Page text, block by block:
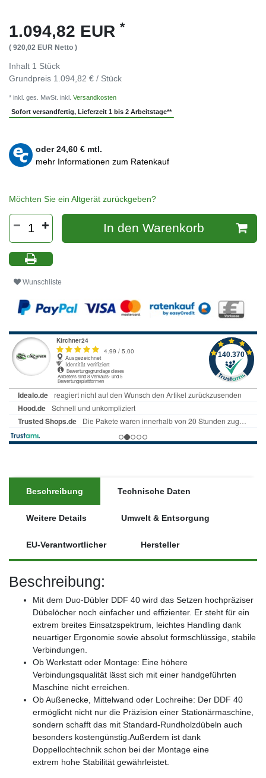
1.094,82 EUR *
( 920,02 EUR Netto )
Inhalt 1 Stück
Grundpreis 1.094,82 € / Stück
* inkl. ges. MwSt. inkl. Versandkosten
Sofort versandfertig, Lieferzeit 1 bis 2 Arbeitstage**
oder24,60 € mtl.
mehr Informationen zum Ratenkauf
Möchten Sie ein Altgerät zurückgeben?
In den Warenkorb
Wunschliste
Beschreibung Technische Daten
Weitere Details Umwelt & Entsorgung
EU-Verantwortlicher Hersteller
Beschreibung:
Mit dem Duo-Dübler DDF 40 wird das Setzen hochpräziser
Dübelöcher noch einfacher und effizienter. Er steht für ein
extrem breites Einsatzspektrum, leichtes Handling dank
neuartiger Ergonomie sowie absolut formschlüssige, stabile
Verbindungen.
Ob Werkstatt oder Montage: Eine höhere
Verbindungsqualität lässt sich mit einer handgeführten
Maschine nicht erreichen.
Ob Außenecke, Mittelwand oder Lochreihe: Der DDF 40
ermöglicht nicht nur die Präzision einer Stationärmaschine,
sondern schafft das mit Standard-Rundholzdübeln auch
besonders kostengünstig.Außerdem ist dank
Doppellochtechnik schon bei der Montage eine
extrem hohe Stabilität gewährleistet.